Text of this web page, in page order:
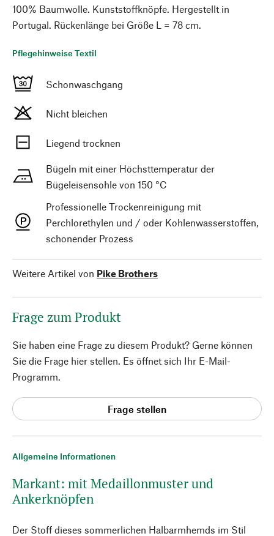
Allgemeine Informationen
Markant: mit Medaillonmuster und
Ankerknöpfen
Der Stoff dieses sommerlichen Halbarmhemds im Stil
100% Baumwolle. Kunststoffknöpfe. Hergestellt in
Portugal. Rückenlänge bei Größe L = 78 cm.
Pflegehinweise Textil
Schonwaschgang
Nicht bleichen
Liegend trocknen
Bügeln mit einer Höchsttemperatur der
Bügeleisensohle von 150 °C
Professionelle Trockenreinigung mit
Perchlorethylen und / oder Kohlenwasserstoffen,
schonender Prozess
Weitere Artikel von Pike Brothers
Frage zum Produkt
Sie haben eine Frage zu diesem Produkt? Gerne können
Sie die Frage hier stellen. Es öffnet sich Ihr E-Mail-
Programm.
Frage stellen